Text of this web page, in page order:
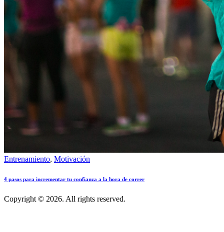
Entrenamiento, Motivación
4 pasos para incrementar tu confianza a la hora de correr
Copyright © 2026. All rights reserved.